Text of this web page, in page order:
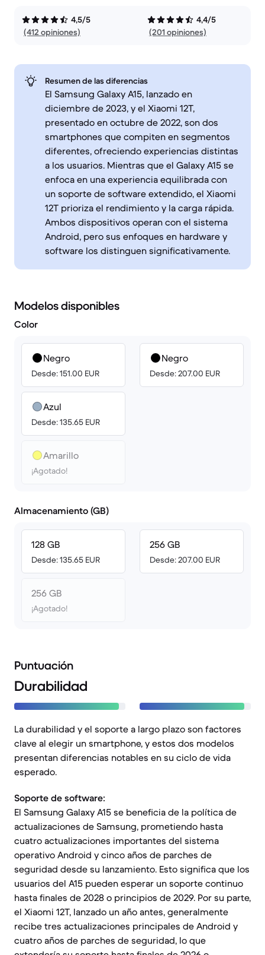
4,5/5
(412 opiniones)
4,4/5
(201 opiniones)
Resumen de las diferencias
El Samsung Galaxy A15, lanzado en
diciembre de 2023, y el Xiaomi 12T,
presentado en octubre de 2022, son dos
smartphones que compiten en segmentos
diferentes, ofreciendo experiencias distintas
a los usuarios. Mientras que el Galaxy A15 se
enfoca en una experiencia equilibrada con
un soporte de software extendido, el Xiaomi
12T prioriza el rendimiento y la carga rápida.
Ambos dispositivos operan con el sistema
Android, pero sus enfoques en hardware y
software los distinguen significativamente.
Modelos disponibles
Color
Negro
Desde: 151.00 EUR
Azul
Desde: 135.65 EUR
Amarillo
¡Agotado!
Negro
Desde: 207.00 EUR
Almacenamiento (GB)
128 GB
Desde: 135.65 EUR
256 GB
¡Agotado!
256 GB
Desde: 207.00 EUR
Puntuación
Durabilidad
La durabilidad y el soporte a largo plazo son factores
clave al elegir un smartphone, y estos dos modelos
presentan diferencias notables en su ciclo de vida
esperado.
Soporte de software:
El Samsung Galaxy A15 se beneficia de la política de
actualizaciones de Samsung, prometiendo hasta
cuatro actualizaciones importantes del sistema
operativo Android y cinco años de parches de
seguridad desde su lanzamiento. Esto significa que los
usuarios del A15 pueden esperar un soporte continuo
hasta finales de 2028 o principios de 2029. Por su parte,
el Xiaomi 12T, lanzado un año antes, generalmente
recibe tres actualizaciones principales de Android y
cuatro años de parches de seguridad, lo que